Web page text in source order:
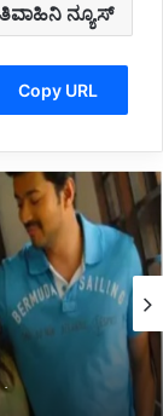
ನ್ಯೂಸ್
Copy URL